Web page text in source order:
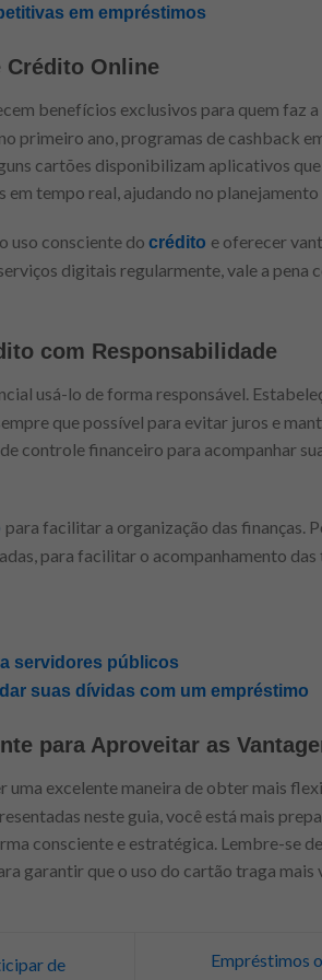
em empréstimos
Crédito Online
benefícios exclusivos para quem faz
primeiro ano, programas de cashback
cartões disponibilizam aplicativos
tempo real, ajudando no planejamento
uso consciente do crédito e oferecer
digitais regularmente, vale a pena
com Responsabilidade
usá-lo de forma responsável.
que possível para evitar juros e
controle financeiro para acompanhar
para facilitar a organização das finanças.
para facilitar o acompanhamento
servidores públicos
suas dívidas com um empréstimo
para Aproveitar as
uma excelente maneira de obter mais
neste guia, você está mais
consciente e estratégica. Lembre-se
garantir que o uso do cartão traga mais
de Empréstimos